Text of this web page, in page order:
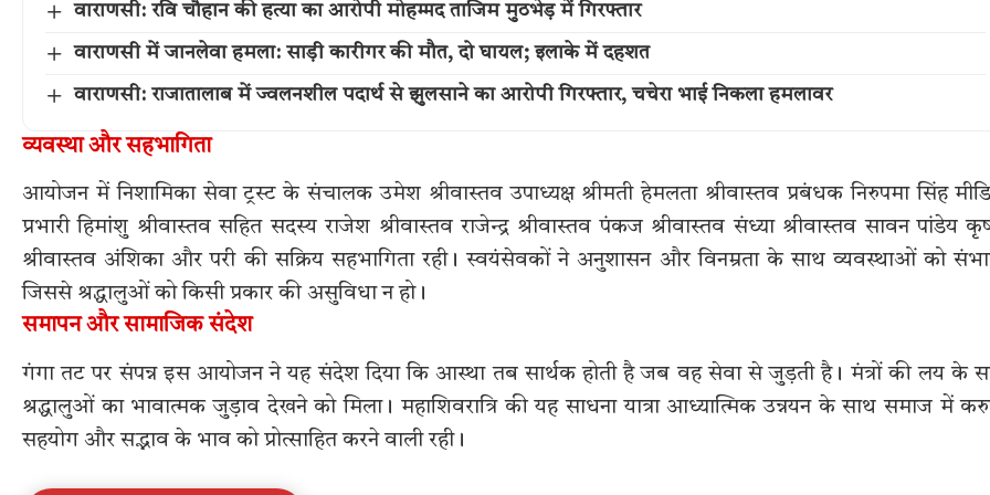
वाराणसी: रवि चौहान की हत्या का आरोपी मोहम्मद ताजिम मुठभेड़ में गिरफ्तार
वाराणसी में जानलेवा हमला: साड़ी कारीगर की मौत, दो घायल; इलाके में दहशत
वाराणसी: राजातालाब में ज्वलनशील पदार्थ से झुलसाने का आरोपी गिरफ्तार, चचेरा भाई निकला हमलावर
व्यवस्था और सहभागिता
आयोजन में निशामिका सेवा ट्रस्ट के संचालक उमेश श्रीवास्तव उपाध्यक्ष श्रीमती हेमलता श्रीवास्तव प्रबंधक निरुपमा सिंह
प्रभारी हिमांशु श्रीवास्तव सहित सदस्य राजेश श्रीवास्तव राजेन्द्र श्रीवास्तव पंकज श्रीवास्तव संध्या श्रीवास्तव सावन पांडेय
श्रीवास्तव अंशिका और परी की सक्रिय सहभागिता रही। स्वयंसेवकों ने अनुशासन और विनम्रता के साथ व्यवस्थाओं को
जिससे श्रद्धालुओं को किसी प्रकार की असुविधा न हो।
समापन और सामाजिक संदेश
गंगा तट पर संपन्न इस आयोजन ने यह संदेश दिया कि आस्था तब सार्थक होती है जब वह सेवा से जुड़ती है। मंत्रों की लय के
श्रद्धालुओं का भावात्मक जुड़ाव देखने को मिला। महाशिवरात्रि की यह साधना यात्रा आध्यात्मिक उन्नयन के साथ समाज में
सहयोग और सद्भाव के भाव को प्रोत्साहित करने वाली रही।